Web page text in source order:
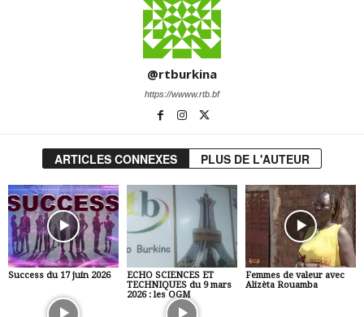
@rtburkina
https://wwww.rtb.bf
ARTICLES CONNEXES PLUS DE L'AUTEUR
Success du 17 juin 2026
ECHO SCIENCES ET
TECHNIQUES du 9 mars
2026 : les OGM
Femmes de valeur avec
Alizèta Rouamba